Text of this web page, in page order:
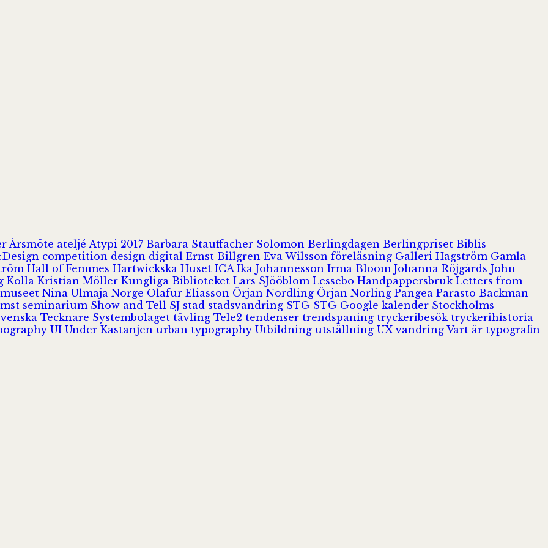
Årsmöte ateljé Atypi 2017 Barbara Stauffacher Solomon Berlingdagen Berlingpriset Biblis
competition design digital Ernst Billgren Eva Wilsson föreläsning Galleri Hagström Gamla
Hall of Femmes Hartwickska Huset ICA Ika Johannesson Irma Bloom Johanna Röjgårds John
Kolla Kristian Möller Kungliga Biblioteket Lars SJööblom Lessebo Handpappersbruk Letters from
Nina Ulmaja Norge Olafur Eliasson Örjan Nordling Örjan Norling Pangea Parasto Backman
seminarium Show and Tell SJ stad stadsvandring STG STG Google kalender Stockholms
Tecknare Systembolaget tävling Tele2 tendenser trendspaning tryckeribesök tryckerihistoria
UI Under Kastanjen urban typography Utbildning utställning UXvandring Vart är typografin